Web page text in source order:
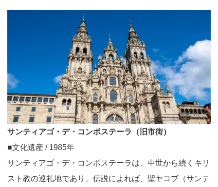
サンティアゴ・デ・コンポステーラ（旧市街）
■文化遺産 / 1985年
サンティアゴ・デ・コンポステーラは、中世から続くキリ
スト教の巡礼地であり、伝説によれば、聖ヤコブ（サンテ